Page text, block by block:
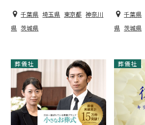
千葉県 埼玉県 東京都 神奈川
県 茨城県
千葉県
県 茨城県
葬儀社 葬儀社